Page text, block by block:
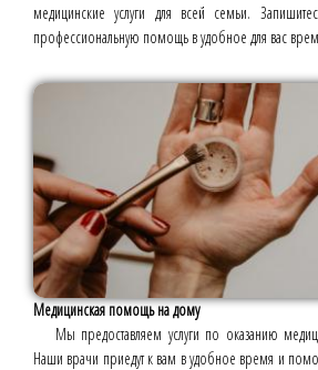
медицинские услуги для всей семьи.
профессиональную помощь в удобное для вас
Медицинская помощь на дому
Мы предоставляем услуги по оказанию
Наши врачи приедут к вам в удобное время и